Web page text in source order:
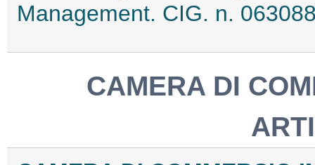
Management. CIG. n.
CAMERA DI